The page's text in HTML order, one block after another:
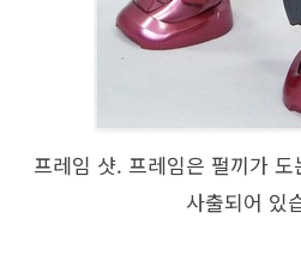
프레임 샷. 프레임은 펄끼가
사출되어 있